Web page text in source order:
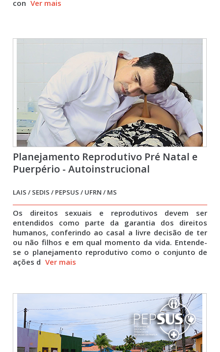
con Ver mais
Planejamento Reprodutivo Pré Natal e
Puerpério - Autoinstrucional
LAIS / SEDIS / PEPSUS / UFRN / MS
Os direitos sexuais e reprodutivos devem ser
entendidos como parte da garantia dos direitos
humanos, conferindo ao casal a livre decisão de ter
ou não filhos e em qual momento da vida. Entende-
se o planejamento reprodutivo como o conjunto de
ações d Ver mais